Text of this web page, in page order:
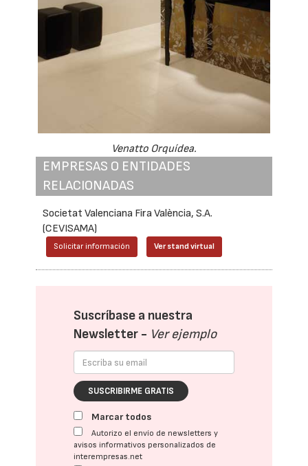
Venatto Orquídea.
EMPRESAS O ENTIDADES
RELACIONADAS
Societat Valenciana Fira València, S.A.
(CEVISAMA)
Solicitar información Ver stand virtual
Suscríbase a nuestra
Newsletter - Ver ejemplo
SUSCRIBIRME GRATIS
Marcar todos
Autorizo el envío de newsletters y
avisos informativos personalizados de
interempresas.net